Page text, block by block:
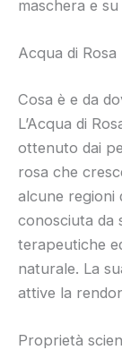
maschera e
Acqua di Rosa
Cosa è e da
L’Acqua di
ottenuto dai
rosa che
alcune regioni
conosciuta da
terapeutiche
naturale. La
attive la
Proprietà